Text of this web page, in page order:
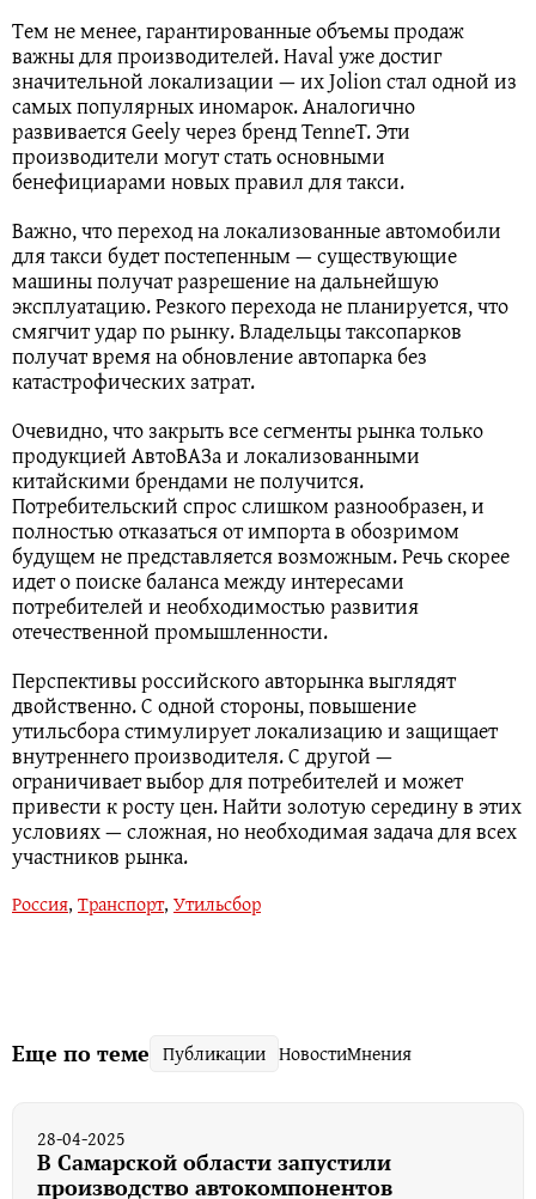
Тем не менее, гарантированные объемы продаж
важны для производителей. Haval уже достиг
значительной локализации — их Jolion стал одной из
самых популярных иномарок. Аналогично
развивается Geely через бренд TenneT. Эти
производители могут стать основными
бенефициарами новых правил для такси.
Важно, что переход на локализованные автомобили
для такси будет постепенным — существующие
машины получат разрешение на дальнейшую
эксплуатацию. Резкого перехода не планируется, что
смягчит удар по рынку. Владельцы таксопарков
получат время на обновление автопарка без
катастрофических затрат.
Очевидно, что закрыть все сегменты рынка только
продукцией АвтоВАЗа и локализованными
китайскими брендами не получится.
Потребительский спрос слишком разнообразен, и
полностью отказаться от импорта в обозримом
будущем не представляется возможным. Речь скорее
идет о поиске баланса между интересами
потребителей и необходимостью развития
отечественной промышленности.
Перспективы российского авторынка выглядят
двойственно. С одной стороны, повышение
утильсбора стимулирует локализацию и защищает
внутреннего производителя. С другой —
ограничивает выбор для потребителей и может
привести к росту цен. Найти золотую середину в этих
условиях — сложная, но необходимая задача для всех
участников рынка.
Россия, Транспорт, Утильсбор
Еще по теме Публикации НовостиМнения
28-04-2025
В Самарской области запустили
производство автокомпонентов